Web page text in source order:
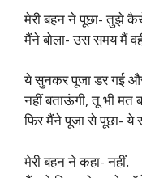
मेरी बहन ने पूछा- तुझे
मैंने बोला- उस समय मैं
ये सुनकर पूजा डर गई
नहीं बताऊंगी, तू भी मत
फिर मैंने पूजा से पूछा- ये
मेरी बहन ने कहा- नहीं.